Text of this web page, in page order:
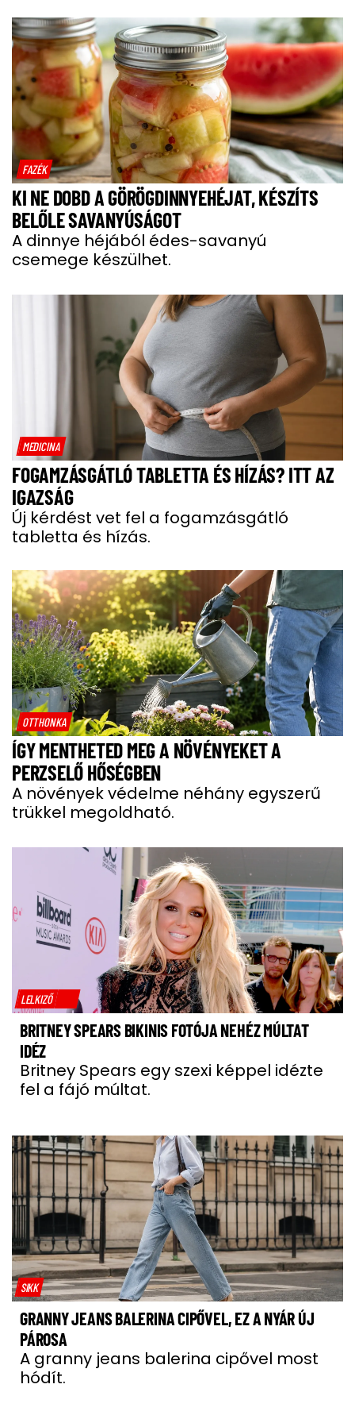
FAZÉK
KI NE DOBD A GÖRÖGDINNYEHÉJAT, KÉSZÍTS
BELŐLE SAVANYÚSÁGOT
A dinnye héjából édes-savanyú
csemege készülhet.
MEDICINA
FOGAMZÁSGÁTLÓ TABLETTA ÉS HÍZÁS? ITT AZ
IGAZSÁG
Új kérdést vet fel a fogamzásgátló
tabletta és hízás.
OTTHONKA
ÍGY MENTHETED MEG A NÖVÉNYEKET A
PERZSELŐ HŐSÉGBEN
A növények védelme néhány egyszerű
trükkel megoldható.
LELKIZŐ
BRITNEY SPEARS BIKINIS FOTÓJA NEHÉZ MÚLTAT
IDÉZ
Britney Spears egy szexi képpel idézte
fel a fájó múltat.
SIKK
GRANNY JEANS BALERINA CIPŐVEL, EZ A NYÁR ÚJ
PÁROSA
A granny jeans balerina cipővel most
hódít.